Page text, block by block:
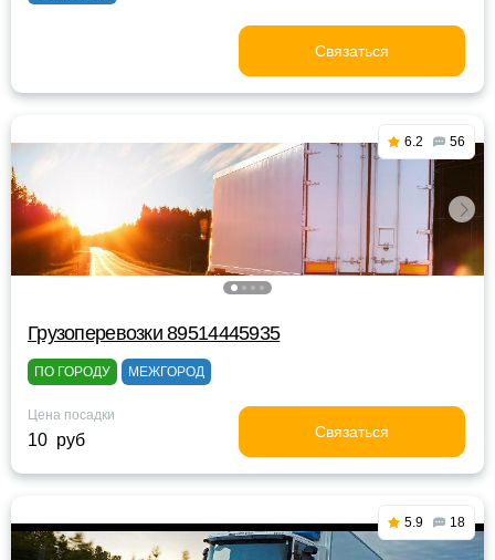
Связаться
6.2 56
Грузоперевозки 89514445935
ПО ГОРОДУ МЕЖГОРОД
Цена посадки
10 руб Связаться
5.9 18